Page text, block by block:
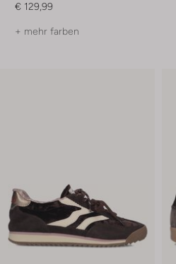
€ 129,99
+ mehr farben